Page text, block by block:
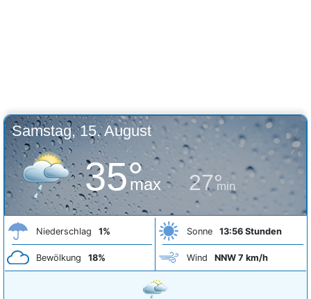
Samstag, 15. August
35°
max 27°
min
Niederschlag 1%
Bewölkung 18%
Sonne 13:56 Stunden
Wind NNW 7 km/h